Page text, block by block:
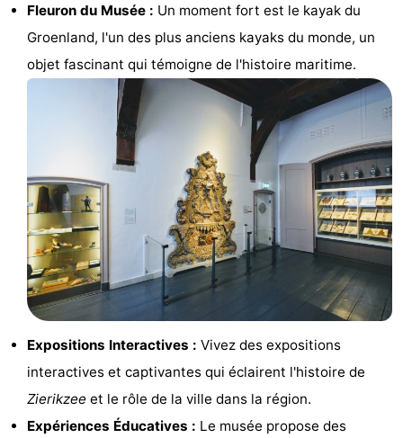
van
Haamstede
minutes
Plages
Voir
Musées
Monuments
Églises
Moulins
Points
vue
Attractions
Croisières
-
Fleuron du Musée : Un moment fort est le kayak du
Groenland, l'un des plus anciens kayaks du monde, un
objet fascinant qui témoigne de l'histoire maritime.
Expositions Interactives : Vivez des expositions
interactives et captivantes qui éclairent l'histoire de
Zierikzee et le rôle de la ville dans la région.
Expériences Éducatives : Le musée propose des